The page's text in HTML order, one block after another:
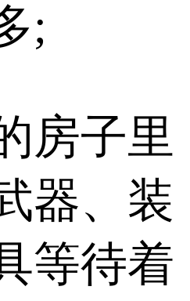
;
房子里
器、装
等待着